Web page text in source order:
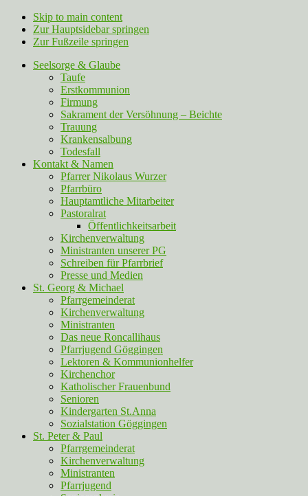
Skip to main content
Zur Hauptsidebar springen
Zur Fußzeile springen
Seelsorge & Glaube
Taufe
Erstkommunion
Firmung
Sakrament der Versöhnung – Beichte
Trauung
Krankensalbung
Todesfall
Kontakt & Namen
Pfarrer Nikolaus Wurzer
Pfarrbüro
Hauptamtliche Mitarbeiter
Pastoralrat
Öffentlichkeitsarbeit
Kirchenverwaltung
Ministranten unserer PG
Schreiben für Pfarrbrief
Presse und Medien
St. Georg & Michael
Pfarrgemeinderat
Kirchenverwaltung
Ministranten
Das neue Roncallihaus
Pfarrjugend Göggingen
Lektoren & Kommunionhelfer
Kirchenchor
Katholischer Frauenbund
Senioren
Kindergarten St.Anna
Sozialstation Göggingen
St. Peter & Paul
Pfarrgemeinderat
Kirchenverwaltung
Ministranten
Pfarrjugend